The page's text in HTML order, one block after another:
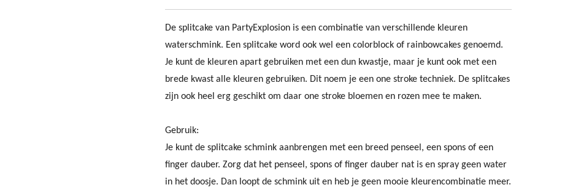
De splitcake van PartyExplosion is een combinatie van verschillende kleuren
waterschmink. Een splitcake word ook wel een colorblock of rainbowcakes genoemd.
Je kunt de kleuren apart gebruiken met een dun kwastje, maar je kunt ook met een
brede kwast alle kleuren gebruiken. Dit noem je een one stroke techniek. De splitcakes
zijn ook heel erg geschikt om daar one stroke bloemen en rozen mee te maken.
Gebruik:
Je kunt de splitcake schmink aanbrengen met een breed penseel, een spons of een
finger dauber. Zorg dat het penseel, spons of finger dauber nat is en spray geen water
in het doosje. Dan loopt de schmink uit en heb je geen mooie kleurencombinatie meer.